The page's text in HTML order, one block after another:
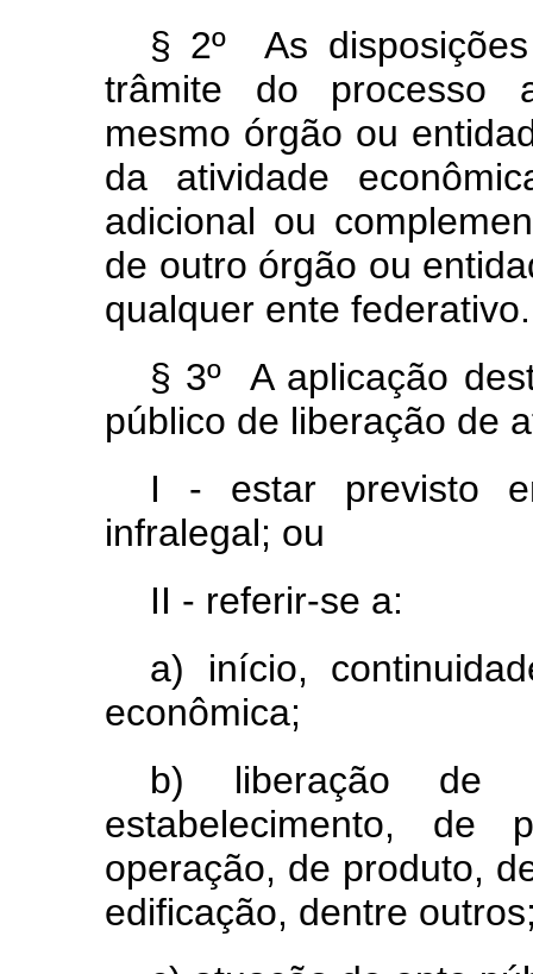
§ 2º As
trâmite do processo
mesmo órgão ou
da atividade
adicional ou
de outro órgão ou
qualquer ente federativo.
§ 3º A aplicação
público de liberação de
I - estar previsto
infralegal; ou
II - referir-se a:
a) início,
econômica;
b) liberação de
estabelecimento, de
operação, de produto,
edificação, dentre